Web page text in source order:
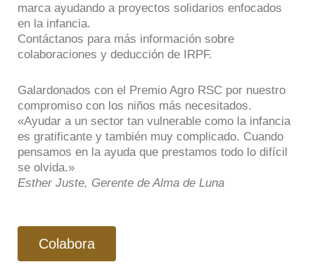
marca ayudando a proyectos solidarios enfocados
en la infancia.
Contáctanos para más información sobre
colaboraciones y deducción de IRPF.
Galardonados con el Premio Agro RSC por nuestro
compromiso con los niños más necesitados.
«Ayudar a un sector tan vulnerable como la infancia
es gratificante y también muy complicado. Cuando
pensamos en la ayuda que prestamos todo lo difícil
se olvida.»
Esther Juste, Gerente de Alma de Luna
Colabora